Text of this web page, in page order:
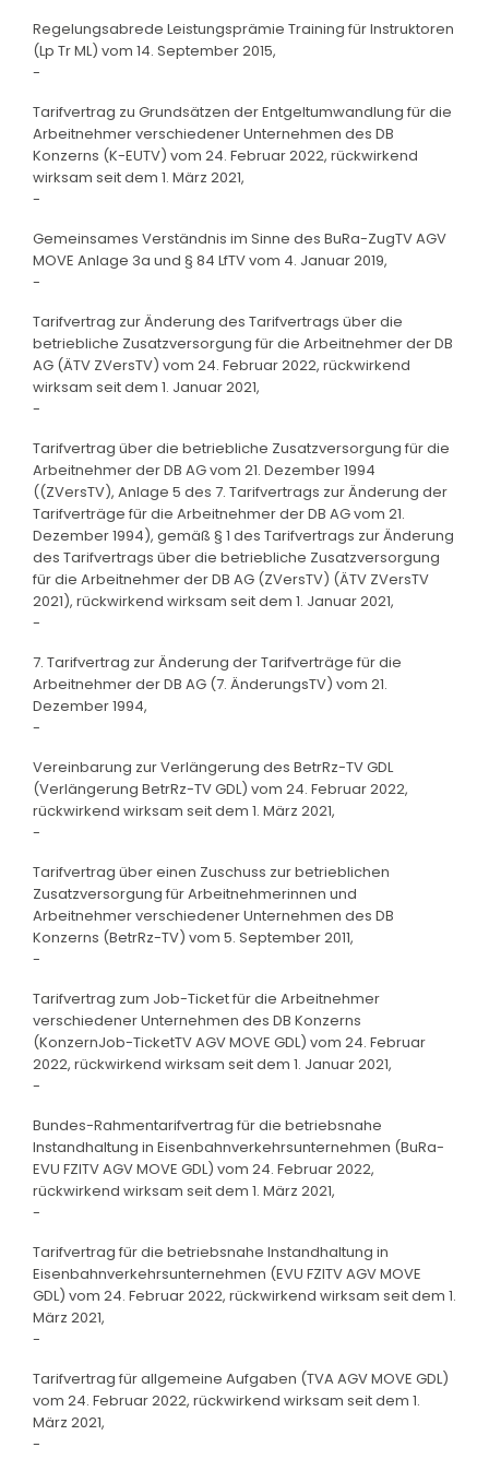
Regelungsabrede Leistungsprämie Training für Instruktoren
(Lp Tr ML) vom 14. September 2015,
-
Tarifvertrag zu Grundsätzen der Entgeltumwandlung für die
Arbeitnehmer verschiedener Unternehmen des DB
Konzerns (K-EUTV) vom 24. Februar 2022, rückwirkend
wirksam seit dem 1. März 2021,
-
Gemeinsames Verständnis im Sinne des BuRa-ZugTV AGV
MOVE Anlage 3a und § 84 LfTV vom 4. Januar 2019,
-
Tarifvertrag zur Änderung des Tarifvertrags über die
betriebliche Zusatzversorgung für die Arbeitnehmer der DB
AG (ÄTV ZVersTV) vom 24. Februar 2022, rückwirkend
wirksam seit dem 1. Januar 2021,
-
Tarifvertrag über die betriebliche Zusatzversorgung für die
Arbeitnehmer der DB AG vom 21. Dezember 1994
((ZVersTV), Anlage 5 des 7. Tarifvertrags zur Änderung der
Tarifverträge für die Arbeitnehmer der DB AG vom 21.
Dezember 1994), gemäß § 1 des Tarifvertrags zur Änderung
des Tarifvertrags über die betriebliche Zusatzversorgung
für die Arbeitnehmer der DB AG (ZVersTV) (ÄTV ZVersTV
2021), rückwirkend wirksam seit dem 1. Januar 2021,
-
7. Tarifvertrag zur Änderung der Tarifverträge für die
Arbeitnehmer der DB AG (7. ÄnderungsTV) vom 21.
Dezember 1994,
-
Vereinbarung zur Verlängerung des BetrRz-TV GDL
(Verlängerung BetrRz-TV GDL) vom 24. Februar 2022,
rückwirkend wirksam seit dem 1. März 2021,
-
Tarifvertrag über einen Zuschuss zur betrieblichen
Zusatzversorgung für Arbeitnehmerinnen und
Arbeitnehmer verschiedener Unternehmen des DB
Konzerns (BetrRz-TV) vom 5. September 2011,
-
Tarifvertrag zum Job-Ticket für die Arbeitnehmer
verschiedener Unternehmen des DB Konzerns
(KonzernJob-TicketTV AGV MOVE GDL) vom 24. Februar
2022, rückwirkend wirksam seit dem 1. Januar 2021,
-
Bundes-Rahmentarifvertrag für die betriebsnahe
Instandhaltung in Eisenbahnverkehrsunternehmen (BuRa-
EVU FZITV AGV MOVE GDL) vom 24. Februar 2022,
rückwirkend wirksam seit dem 1. März 2021,
-
Tarifvertrag für die betriebsnahe Instandhaltung in
Eisenbahnverkehrsunternehmen (EVU FZITV AGV MOVE
GDL) vom 24. Februar 2022, rückwirkend wirksam seit dem 1.
März 2021,
-
Tarifvertrag für allgemeine Aufgaben (TVA AGV MOVE GDL)
vom 24. Februar 2022, rückwirkend wirksam seit dem 1.
März 2021,
-